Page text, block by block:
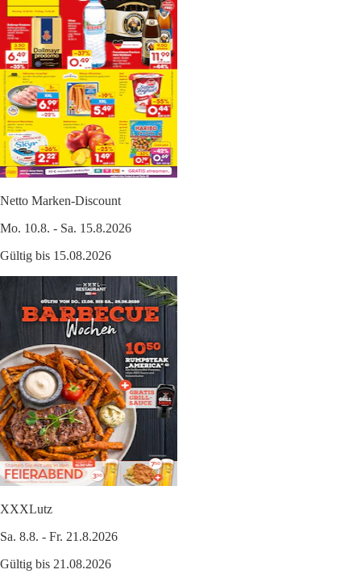
Netto Marken-Discount
Mo. 10.8. - Sa. 15.8.2026
Gültig bis 15.08.2026
XXXLutz
Sa. 8.8. - Fr. 21.8.2026
Gültig bis 21.08.2026